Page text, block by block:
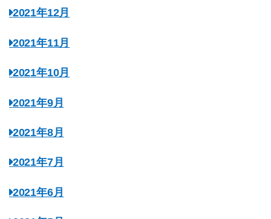
2021年12月
2021年11月
2021年10月
2021年9月
2021年8月
2021年7月
2021年6月